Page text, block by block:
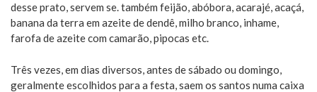
desse prato, servem se. também feijão, abóbora, acarajé, acaçá,
banana da terra em azeite de dendê, milho branco, inhame,
farofa de azeite com camarão, pipocas etc.
Três vezes, em dias diversos, antes de sábado ou domingo,
geralmente escolhidos para a festa, saem os santos numa caixa